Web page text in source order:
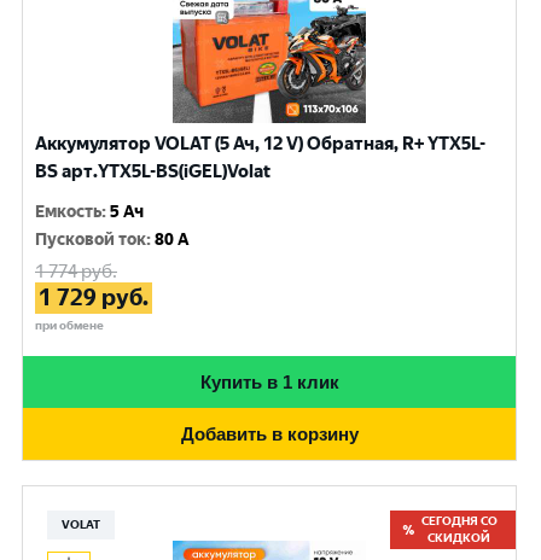
Аккумулятор VOLAT (5 Ач, 12 V) Обратная, R+ YTX5L-
BS арт.YTX5L-BS(iGEL)Volat
Емкость:5 Ач
Пусковой ток:80 A
1 774руб.
1 729 руб.
при обмене
Купить в 1 клик
Добавить в корзину
VOLAT
СЕГОДНЯ СО
СКИДКОЙ